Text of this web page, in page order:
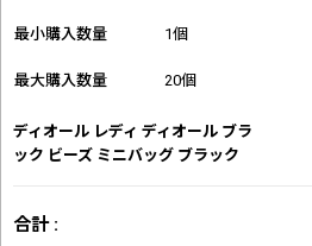
最小購入数量 1個
最大購入数量 20個
ディオール レディ ディオール ブラ
ック ビーズ ミニバッグ ブラック
合計 :